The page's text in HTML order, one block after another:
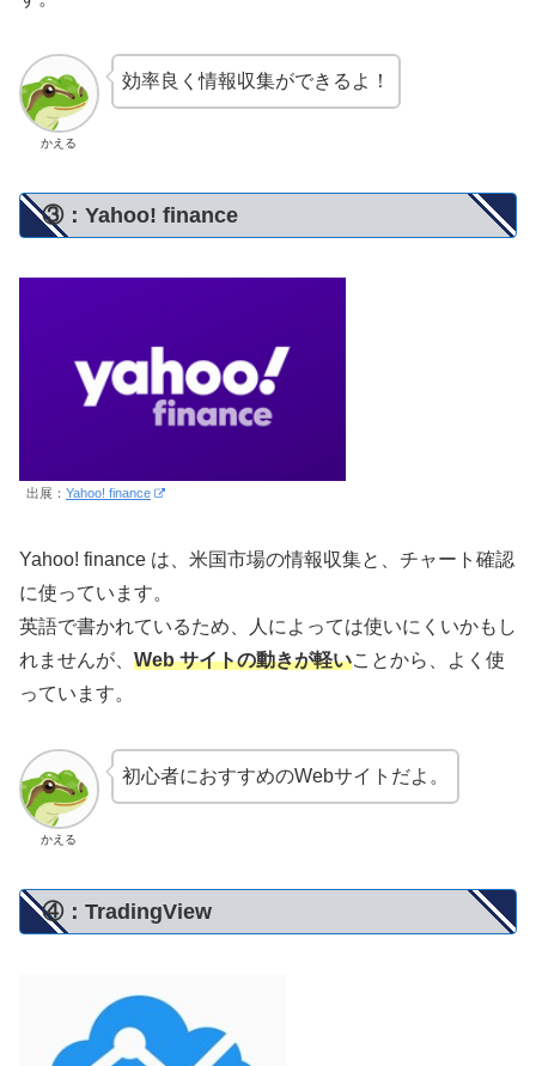
かえる
効率良く情報収集ができるよ！
③：Yahoo! finance
出展： Yahoo! finance
Yahoo! finance は、米国市場の情報収集と、チャート確認
に使っています。
英語で書かれているため、人によっては使いにくいかもし
れませんが、 Web サイトの動きが軽いことから、よく使
っています。
かえる
初心者におすすめのWebサイトだよ。
④：TradingView